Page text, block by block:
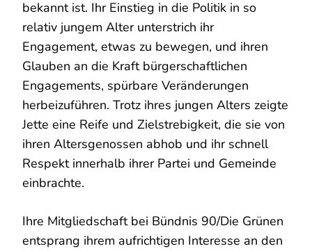
bekannt ist. Ihr Einstieg in die Politik in so
relativ jungem Alter unterstrich ihr
Engagement, etwas zu bewegen, und ihren
Glauben an die Kraft bürgerschaftlichen
Engagements, spürbare Veränderungen
herbeizuführen. Trotz ihres jungen Alters zeigte
Jette eine Reife und Zielstrebigkeit, die sie von
ihren Altersgenossen abhob und ihr schnell
Respekt innerhalb ihrer Partei und Gemeinde
einbrachte.
Ihre Mitgliedschaft bei Bündnis 90/Die Grünen
entsprang ihrem aufrichtigen Interesse an den